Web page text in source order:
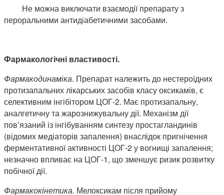
Не можна виключати взаємодії препарату з
пероральними антидіабетичними засобами.
Фармакологічні властивості.
Фармакодинаміка. Препарат належить до нестероїдних
протизапальних лікарських засобів класу оксикамів, є
селективним інгібітором ЦОГ-2. Має протизапальну,
аналгетичну та жарознижувальну дії. Механізм дії
пов’язаний із інгібуванням синтезу простагландинів
(відомих медіаторів запалення) внаслідок пригнічення
ферментативної активності ЦОГ-2 у вогнищі запалення;
незначно впливає на ЦОГ-1, що зменшує ризик розвитку
побічної дії.
Фармакокінетика. Мелоксикам після прийому